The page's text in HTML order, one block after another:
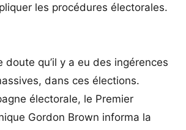
les procédures électorales.
doute qu’il y a eu des ingérences
dans ces élections.
électorale, le Premier
Gordon Brown informa la